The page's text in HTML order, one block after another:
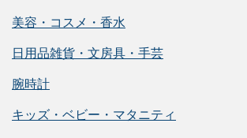
美容・コスメ・香水
日用品雑貨・文房具・手芸
腕時計
キッズ・ベビー・マタニティ